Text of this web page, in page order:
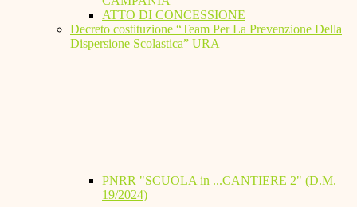
ATTO DI CONCESSIONE
Decreto costituzione “Team Per La Prevenzione Della
Dispersione Scolastica” URA
PNRR "SCUOLA in ...CANTIERE 2" (D.M.
19/2024)